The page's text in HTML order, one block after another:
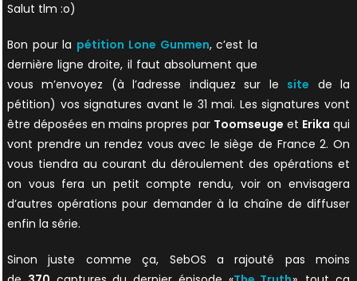
Salut tlm :o)
Bon pour la pétition Lone Gunmen, c’est la
dernière ligne droite, il faut absolument que
vous m’envoyez (à l’adresse indiquez sur le site de la
pétition) vos signatures avant le 31 mai. Les signatures vont
être déposées en mains propres par Toomseuge et Erika qui
vont prendre un rendez vous avec le siège de France 2. On
vous tiendra au courant du déroulement des opérations et
on vous fera un petit compte rendu, voir on envisagera
d’autres opérations pour demander à la chaîne de diffuser
enfin la série.
Sinon juste comme ça, SebOS a rajouté pas moins